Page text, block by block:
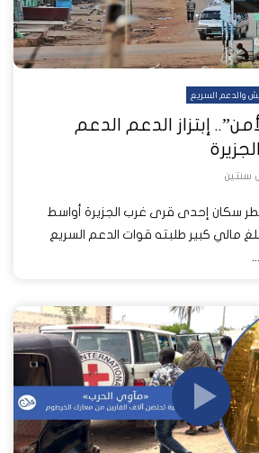
والدعم السريع
إبتزاز الدعم الدعم
سنتين
5 مايو 2024 اضطر سكان إحدى قرى غرب الجزيرة أواسط
مالي كبير طلبته قوات الدعم السريع